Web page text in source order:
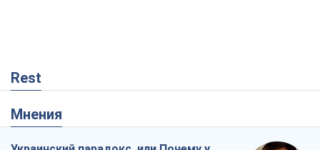
Rest
Мнения